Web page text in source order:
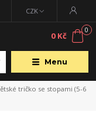
Menu
CZK
0
0 Kč
tričko se stopami (5-6